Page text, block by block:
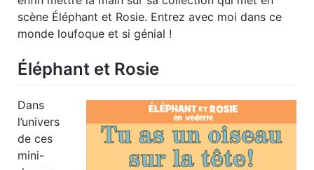
scène Éléphant et Rosie. Entrez avec moi dans ce
monde loufoque et si génial !
Éléphant et Rosie
Dans
l’univers
de ces
mini-